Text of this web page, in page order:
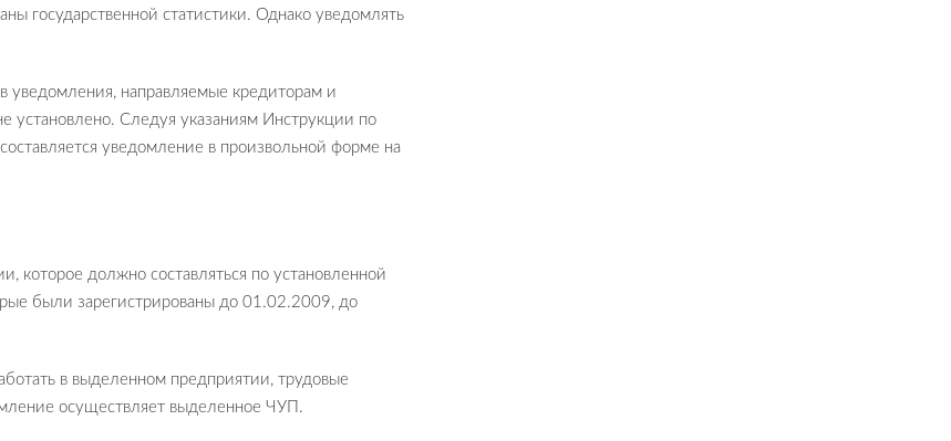
государственной статистики. Однако уведомлять
направляемые кредиторам и
установлено. Следуя указаниям Инструкции по
уведомление в произвольной форме на
которое должно составляться по установленной
были зарегистрированы до 01.02.2009, до
в выделенном предприятии, трудовые
осуществляет выделенное ЧУП.